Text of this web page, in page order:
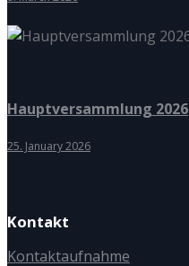
Hauptversammlung 2026
25. January 2026
Kontakt
Kontaktaufnahme